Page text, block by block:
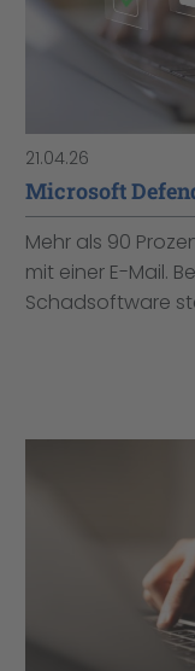
21.04.26
Microsoft
Mehr als 90
mit einer E-Mail.
Schadsoftware